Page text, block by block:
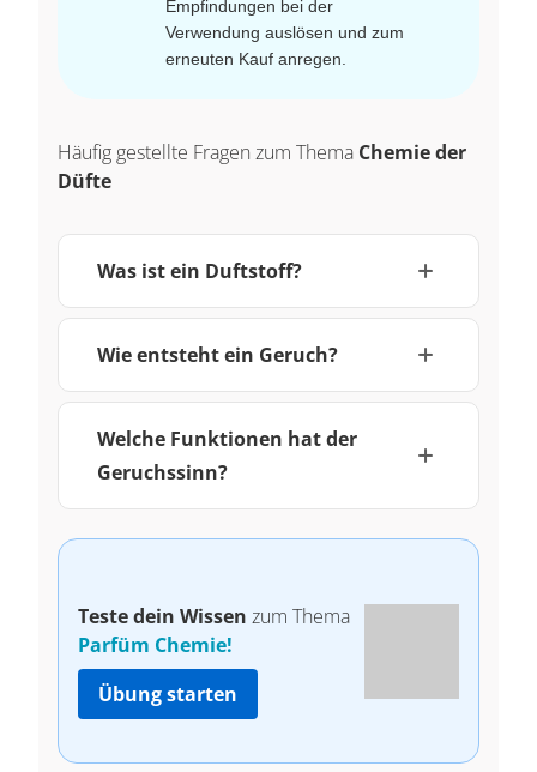
Empfindungen bei der
Verwendung auslösen und zum
erneuten Kauf anregen.
Häufig gestellte Fragen zum Thema Chemie der
Düfte
Was ist ein Duftstoff?
Wie entsteht ein Geruch?
Welche Funktionen hat der
Geruchssinn?
Teste dein Wissen zum Thema
Parfüm Chemie!
Übung starten